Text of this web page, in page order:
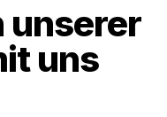
unserer
uns